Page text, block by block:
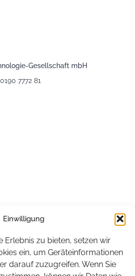
Einwilligung
Erlebnis zu bieten, setzen wir
ein, um Geräteinformationen
darauf zuzugreifen. Wenn Sie
Gesellschaft mbH
7772 81